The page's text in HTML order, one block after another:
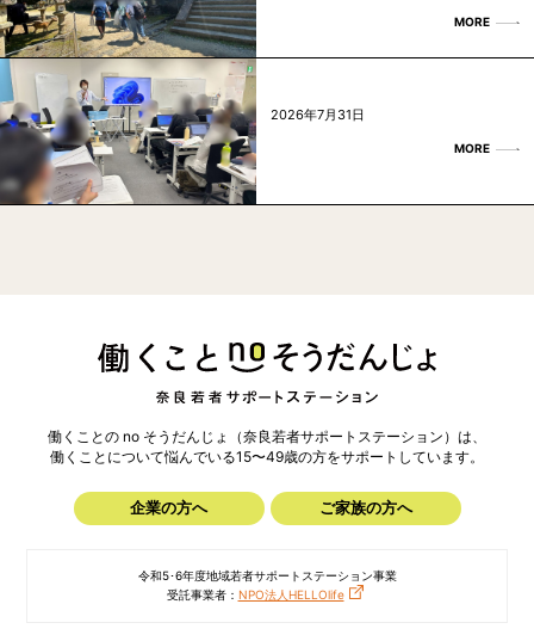
MORE
2026年7月31日
MORE
働くことの no そうだんじょ（奈良若者サポートステーション）は、
働くことについて悩んでいる15〜49歳の方をサポートしています。
企業の方へ ご家族の方へ
令和5･6年度地域若者サポートステーション事業
受託事業者： NPO法人HELLOlife